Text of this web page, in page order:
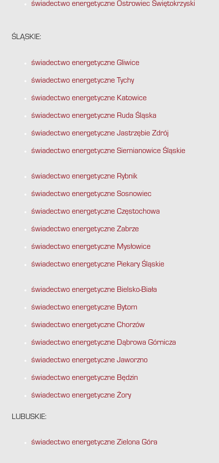
świadectwo energetyczne Ostrowiec Świętokrzyski
ŚLĄSKIE:
świadectwo energetyczne Gliwice
świadectwo energetyczne Tychy
świadectwo energetyczne Katowice
świadectwo energetyczne Ruda Śląska
świadectwo energetyczne Jastrzębie Zdrój
świadectwo energetyczne Siemianowice Śląskie
świadectwo energetyczne Rybnik
świadectwo energetyczne Sosnowiec
świadectwo energetyczne Częstochowa
świadectwo energetyczne Zabrze
świadectwo energetyczne Mysłowice
świadectwo energetyczne Piekary Śląskie
świadectwo energetyczne Bielsko-Biała
świadectwo energetyczne Bytom
świadectwo energetyczne Chorzów
świadectwo energetyczne Dąbrowa Górnicza
świadectwo energetyczne Jaworzno
świadectwo energetyczne Będzin
świadectwo energetyczne Żory
LUBUSKIE:
świadectwo energetyczne Zielona Góra